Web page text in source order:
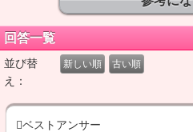
回答一覧
並び替
え：
新しい順 古い順
ベストアンサー